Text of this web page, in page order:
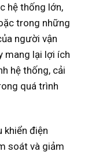
hệ thống lớn,
trong những
người vận
mang lại lợi ích
hệ thống, cải
quá trình
khiển điện
soát và giảm